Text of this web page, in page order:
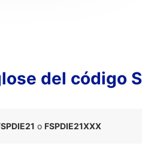
del código
o FSPDIE21XXX